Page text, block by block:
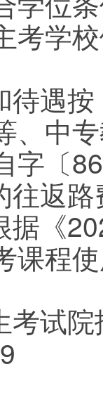
考学
待遇
、中
字〔
往返
据《
课程
考试